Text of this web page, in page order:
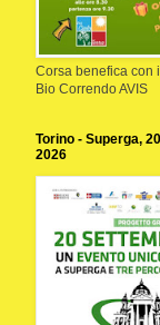
Corsa benefica con
Bio Correndo AVIS
Torino - Superga,
2026